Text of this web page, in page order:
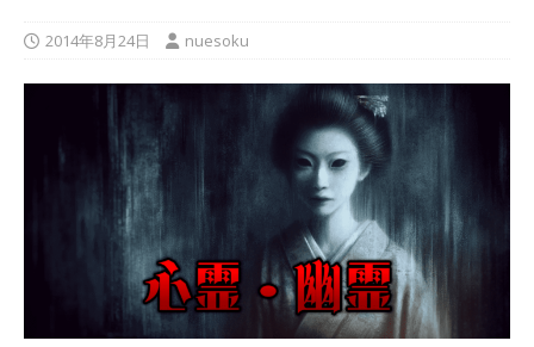
2014年8月24日 nuesoku